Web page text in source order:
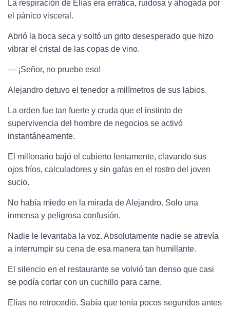
La respiración de Elías era errática, ruidosa y ahogada por
el pánico visceral.
Abrió la boca seca y soltó un grito desesperado que hizo
vibrar el cristal de las copas de vino.
— ¡Señor, no pruebe eso!
Alejandro detuvo el tenedor a milímetros de sus labios.
La orden fue tan fuerte y cruda que el instinto de
supervivencia del hombre de negocios se activó
instantáneamente.
El millonario bajó el cubierto lentamente, clavando sus
ojos fríos, calculadores y sin gafas en el rostro del joven
sucio.
No había miedo en la mirada de Alejandro. Solo una
inmensa y peligrosa confusión.
Nadie le levantaba la voz. Absolutamente nadie se atrevía
a interrumpir su cena de esa manera tan humillante.
El silencio en el restaurante se volvió tan denso que casi
se podía cortar con un cuchillo para carne.
Elías no retrocedió. Sabía que tenía pocos segundos antes